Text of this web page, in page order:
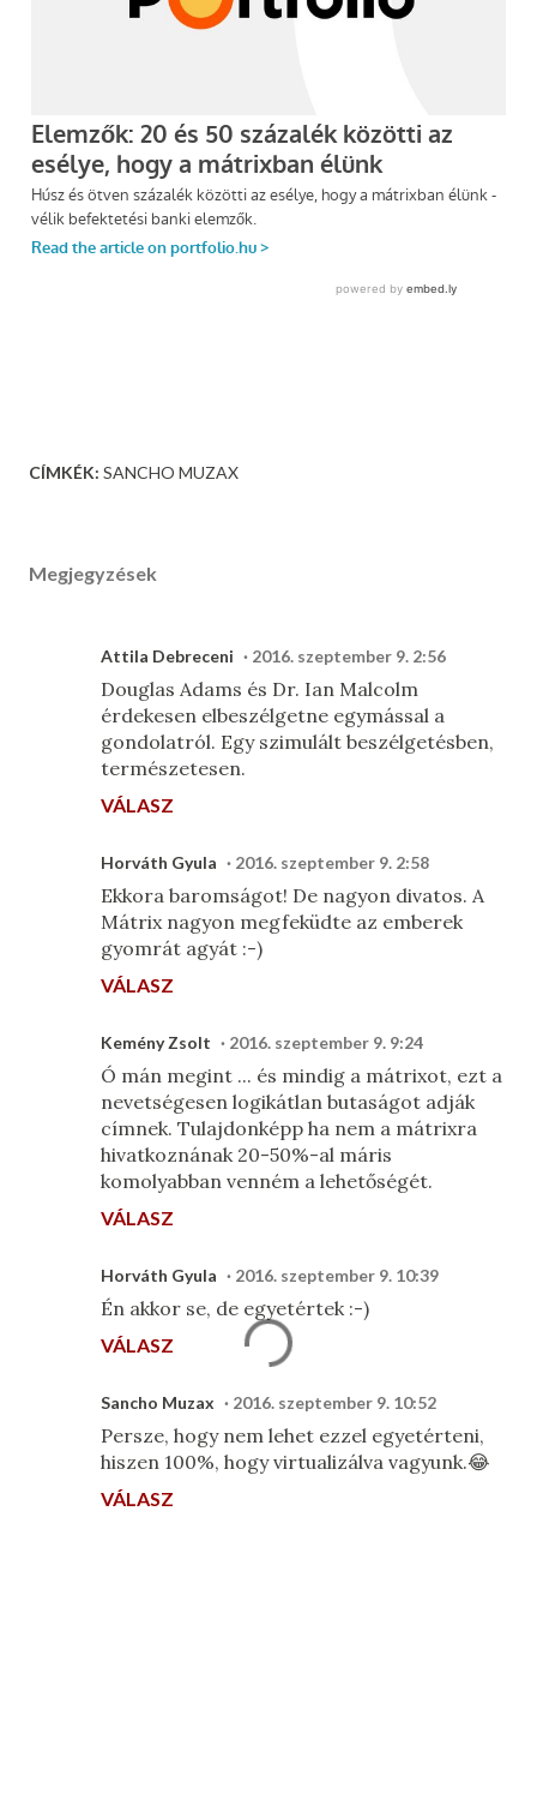
CÍMKÉK: SANCHO MUZAX
Megjegyzések
Attila Debreceni 2016. szeptember 9. 2:56
Douglas Adams és Dr. Ian Malcolm
érdekesen elbeszélgetne egymással a
gondolatról. Egy szimulált beszélgetésben,
természetesen.
VÁLASZ
Horváth Gyula 2016. szeptember 9. 2:58
Ekkora baromságot! De nagyon divatos. A
Mátrix nagyon megfeküdte az emberek
gyomrát agyát :-)
VÁLASZ
Kemény Zsolt 2016. szeptember 9. 9:24
Ó mán megint ... és mindig a mátrixot, ezt a
nevetségesen logikátlan butaságot adják
címnek. Tulajdonképp ha nem a mátrixra
hivatkoznának 20-50%-al máris
komolyabban venném a lehetőségét.
VÁLASZ
Horváth Gyula 2016. szeptember 9. 10:39
Én akkor se, de egyetértek :-)
VÁLASZ
Sancho Muzax 2016. szeptember 9. 10:52
Persze, hogy nem lehet ezzel egyetérteni,
hiszen 100%, hogy virtualizálva vagyunk.😂
VÁLASZ